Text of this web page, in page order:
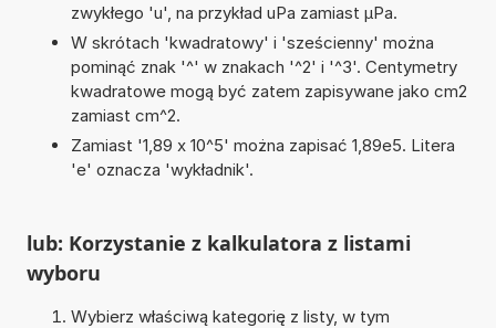
zwykłego 'u', na przykład uPa zamiast µPa.
W skrótach 'kwadratowy' i 'sześcienny' można
pominąć znak '^' w znakach '^2' i '^3'. Centymetry
kwadratowe mogą być zatem zapisywane jako cm2
zamiast cm^2.
Zamiast '1,89 x 10^5' można zapisać 1,89e5. Litera
'e' oznacza 'wykładnik'.
lub: Korzystanie z kalkulatora z listami
wyboru
Wybierz właściwą kategorię z listy, w tym